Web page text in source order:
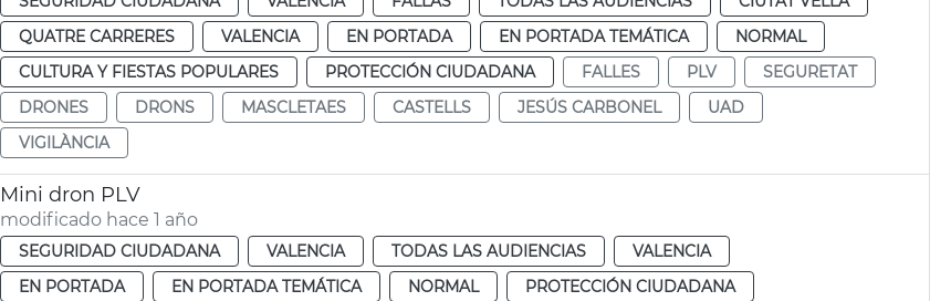
QUATRE CARRERES
VALENCIA EN PORTADA EN PORTADA TEMÁTICA
NORMAL
CULTURA Y FIESTAS POPULARES
PROTECCIÓN CIUDADANA FALLES PLV
SEGURETAT
DRONES
DRONS MASCLETAES CASTELLS JESÚS CARBONEL
UAD
VIGILÀNCIA
Mini dron PLV
modificado hace 1 año
SEGURIDAD CIUDADANA VALENCIA TODAS LAS AUDIENCIAS
VALENCIA
EN PORTADA
EN PORTADA TEMÁTICA NORMAL PROTECCIÓN CIUDADANA